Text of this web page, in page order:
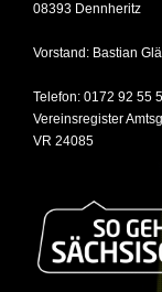
08393 Dennheritz
Vorstand: Bastian
Telefon: 0172 92 55
Vereinsregister
VR 24085